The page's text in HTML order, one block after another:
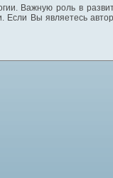
Важную роль в
Если Вы являетесь